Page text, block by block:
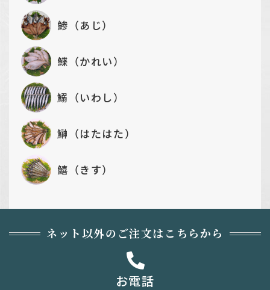
鯵（あじ）
鰈（かれい）
鰯（いわし）
鰰（はたはた）
鱚（きす）
ネット以外のご注文はこちらから
お電話